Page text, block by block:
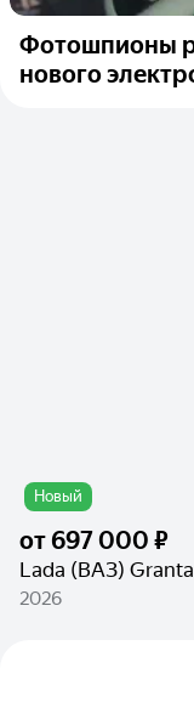
Фотошпионы
нового
Новый
от697 000 ₽
Lada (ВАЗ)
2026